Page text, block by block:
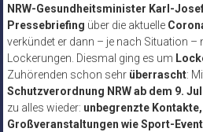
NRW-Gesundheitsminister Karl-
Pressebriefing über die aktuelle
verkündet er dann – je nach Situation
Lockerungen. Diesmal ging es um
Zuhörenden schon sehr überrascht:
Schutzverordnung NRW ab dem 9.
zu alles wieder: unbegrenzte
Großveranstaltungen wie Sport-